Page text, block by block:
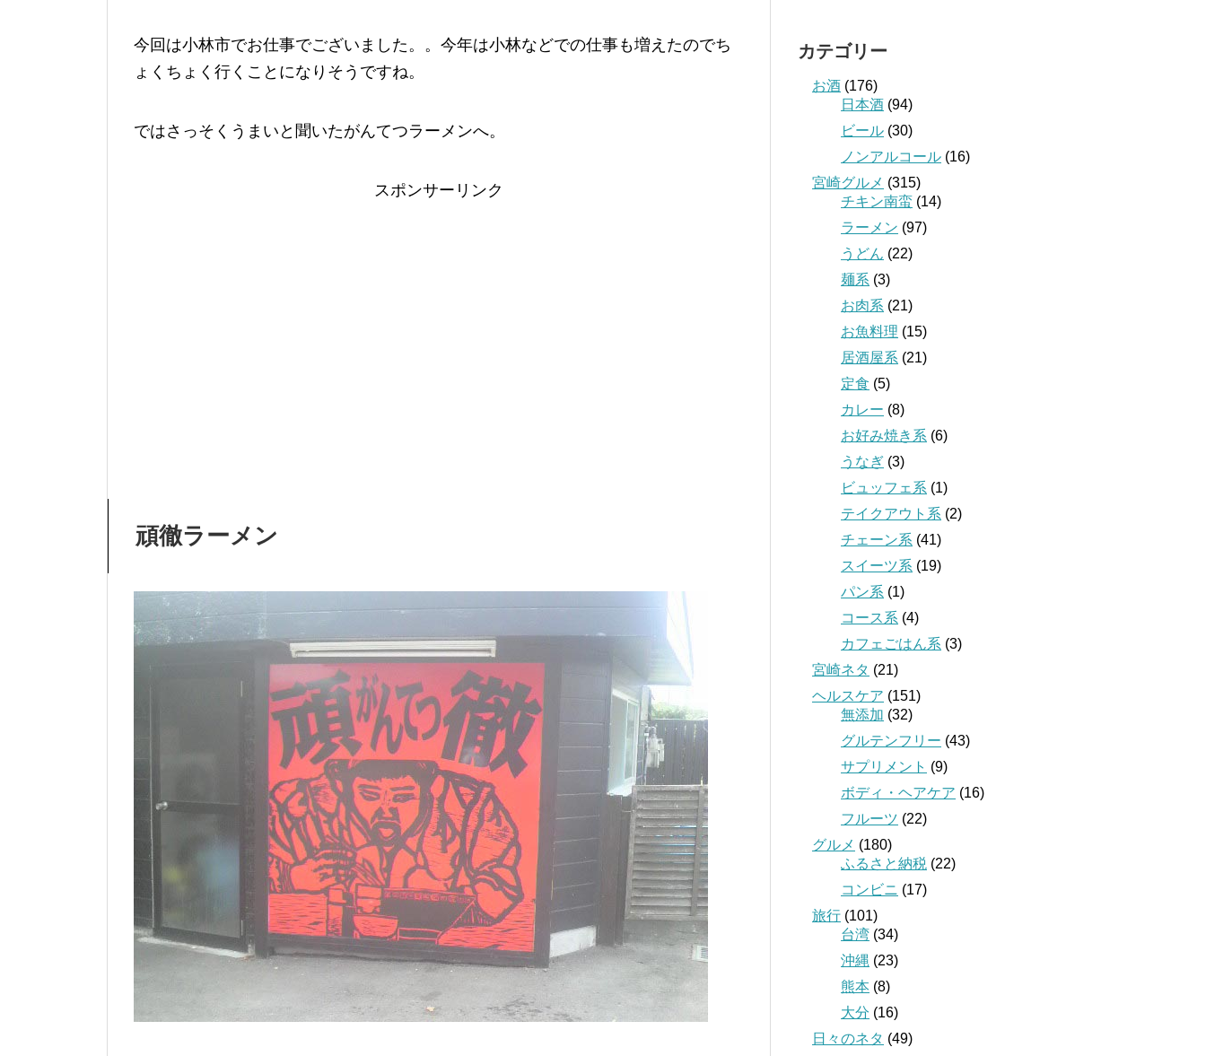
今回は小林市でお仕事でございました。。今年は小林などでの仕事も増えたのでち
ょくちょく行くことになりそうですね。
ではさっそくうまいと聞いたがんてつラーメンへ。
スポンサーリンク
頑徹ラーメン
カテゴリー
お酒 (176)
日本酒 (94)
ビール (30)
ノンアルコール (16)
宮崎グルメ (315)
チキン南蛮 (14)
ラーメン (97)
うどん (22)
麺系 (3)
お肉系 (21)
お魚料理 (15)
居酒屋系 (21)
定食 (5)
カレー (8)
お好み焼き系 (6)
うなぎ (3)
ビュッフェ系 (1)
テイクアウト系 (2)
チェーン系 (41)
スイーツ系 (19)
パン系 (1)
コース系 (4)
カフェごはん系 (3)
宮崎ネタ (21)
ヘルスケア (151)
無添加 (32)
グルテンフリー (43)
サプリメント (9)
ボディ・ヘアケア (16)
フルーツ (22)
グルメ (180)
ふるさと納税 (22)
コンビニ (17)
旅行 (101)
台湾 (34)
沖縄 (23)
熊本 (8)
大分 (16)
日々のネタ (49)